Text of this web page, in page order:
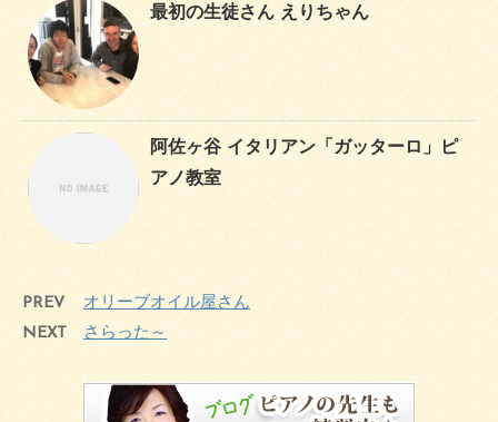
最初の生徒さん えりちゃん
阿佐ヶ谷 イタリアン「ガッターロ」ピ
アノ教室
PREV
オリーブオイル屋さん
NEXT
さらった～